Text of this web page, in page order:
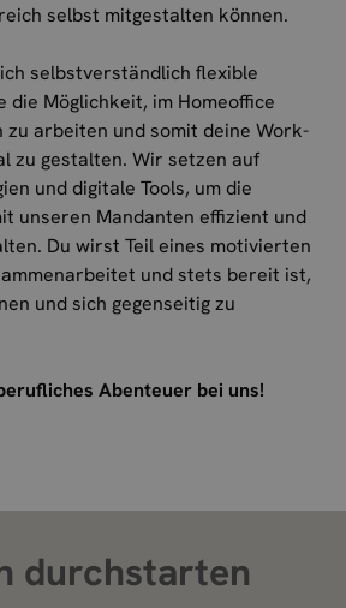
selbst mitgestalten können.
selbstverständlich flexible
die Möglichkeit, im Homeoffice
arbeiten und somit deine Work-
zu gestalten. Wir setzen auf
und digitale Tools, um die
unseren Mandanten effizient und
Du wirst Teil eines motivierten
und stets bereit ist,
und sich gegenseitig zu
Abenteuer bei uns!
durchstarten